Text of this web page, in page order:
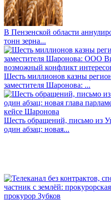
В Пензенской области
тонн зерна...
Шесть миллионов казны
заместителя Шаронова: ...
Шесть обращений, письмо из
один абзац: новая...